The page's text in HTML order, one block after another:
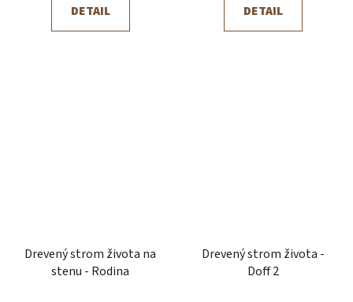
DETAIL DETAIL
Drevený strom života na
stenu - Rodina
Drevený strom života -
Doff 2